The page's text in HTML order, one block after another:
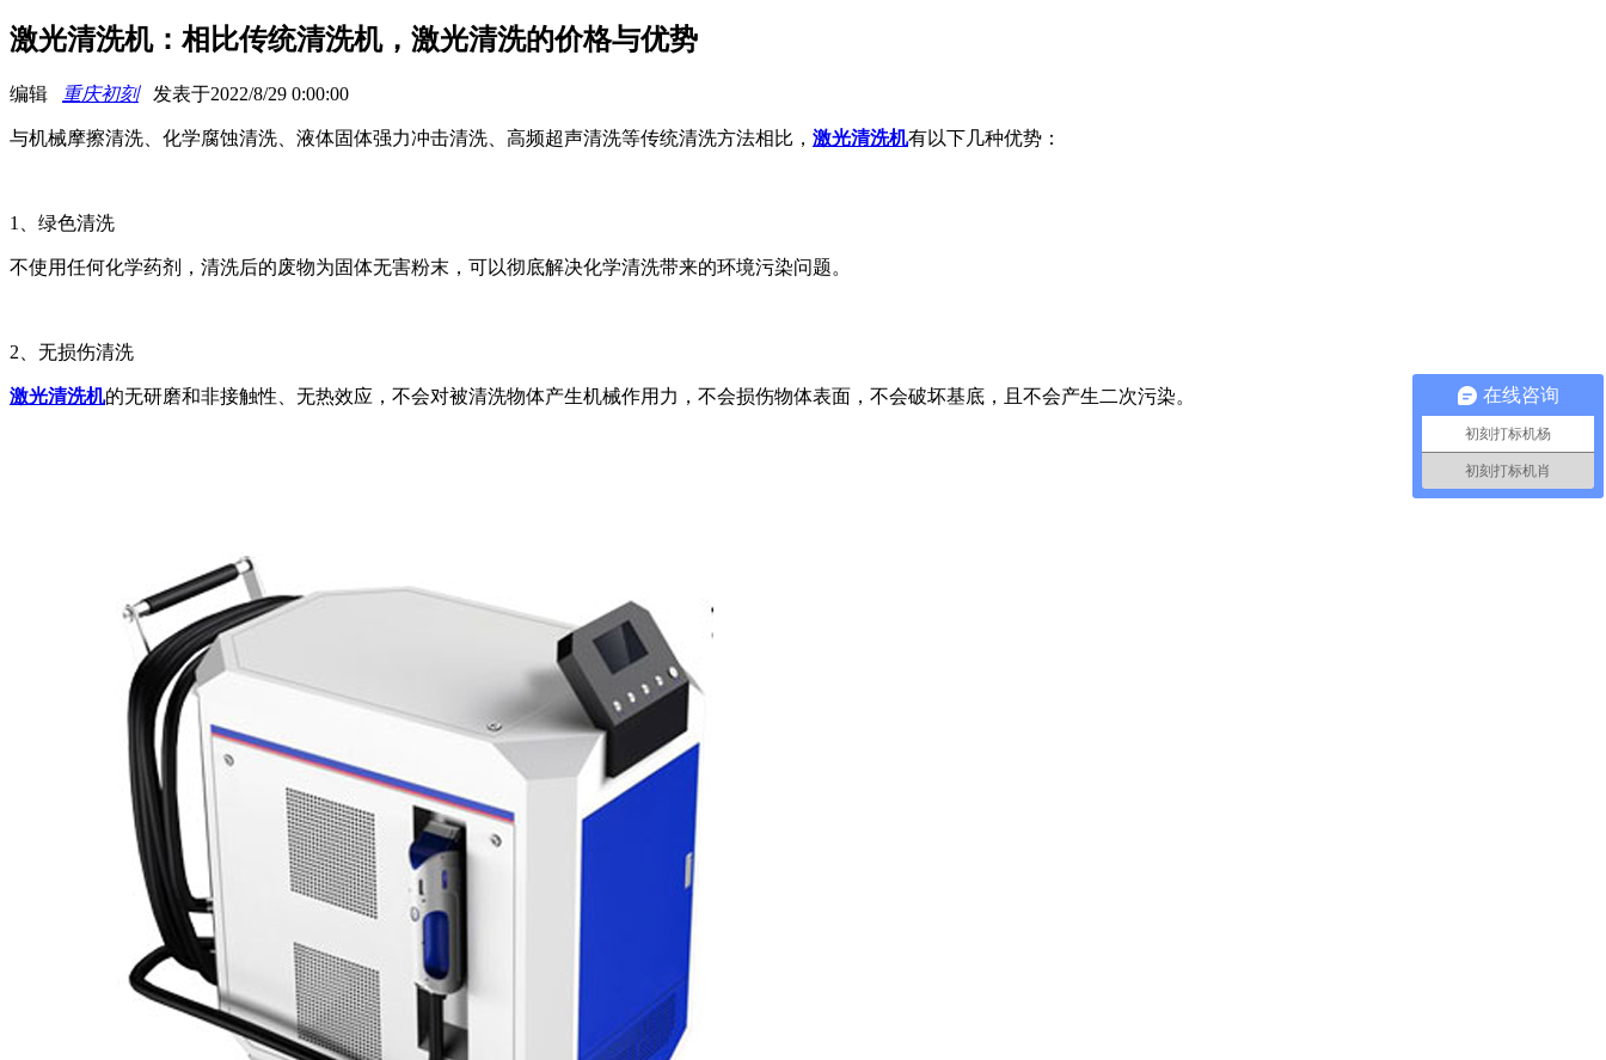
激光清洗机：相比传统清洗机，激光清洗的价格与优势
编辑 重庆初刻发表于2022/8/29 0:00:00
与机械摩擦清洗、化学腐蚀清洗、液体固体强力冲击清洗、高频超声清洗等传统清洗方法相比， 激光清洗机有以下几种优势：
1、绿色清洗
不使用任何化学药剂，清洗后的废物为固体无害粉末，可以彻底解决化学清洗带来的环境污染问题。
2、无损伤清洗
激光清洗机的无研磨和非接触性、无热效应，不会对被清洗物体产生机械作用力，不会损伤物体表面，不会破坏基底，且不会产生二次污染。 在线咨询
初刻打标机杨
初刻打标机肖